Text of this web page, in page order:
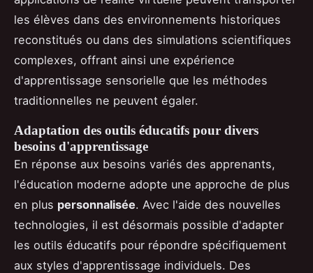
les élèves dans des environnements historiques
reconstitués ou dans des simulations scientifiques
complexes, offrant ainsi une expérience
d'apprentissage sensorielle que les méthodes
traditionnelles ne peuvent égaler.
Adaptation des outils éducatifs pour divers
besoins d'apprentissage
En réponse aux besoins variés des apprenants,
l'éducation moderne adopte une approche de plus
en plus personnalisée. Avec l'aide des nouvelles
technologies, il est désormais possible d'adapter
les outils éducatifs pour répondre spécifiquement
aux styles d'apprentissage individuels. Des